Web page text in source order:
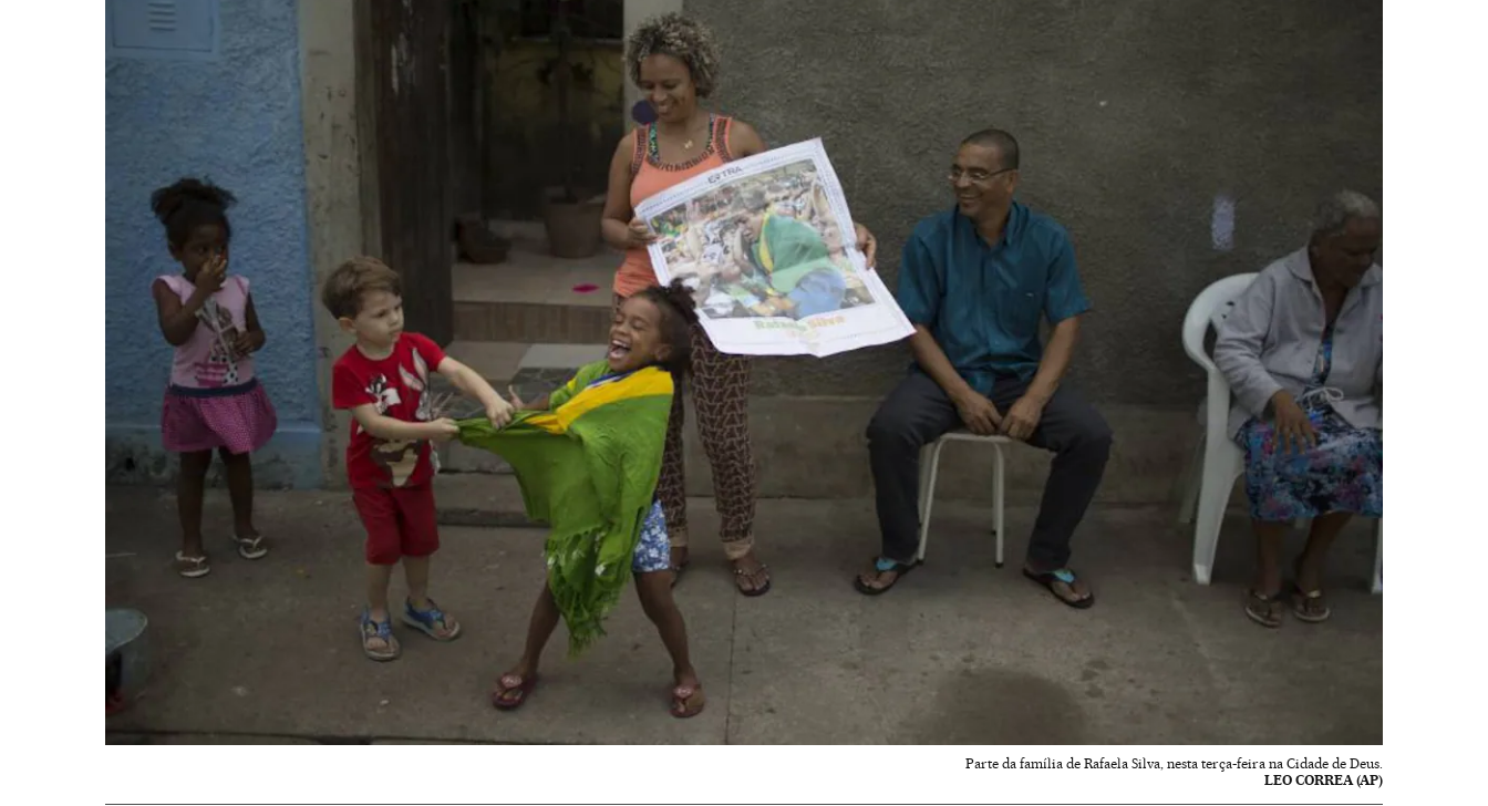
Parte da família de Rafaela Silva, nesta terça-feira na Cidade de Deus.
LEO CORREA (AP)